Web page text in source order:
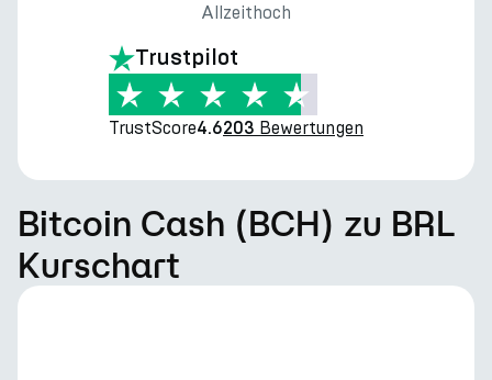
Allzeithoch
Trustpilot
TrustScore4.6203 Bewertungen
Bitcoin Cash (BCH) zu BRL
Kurschart